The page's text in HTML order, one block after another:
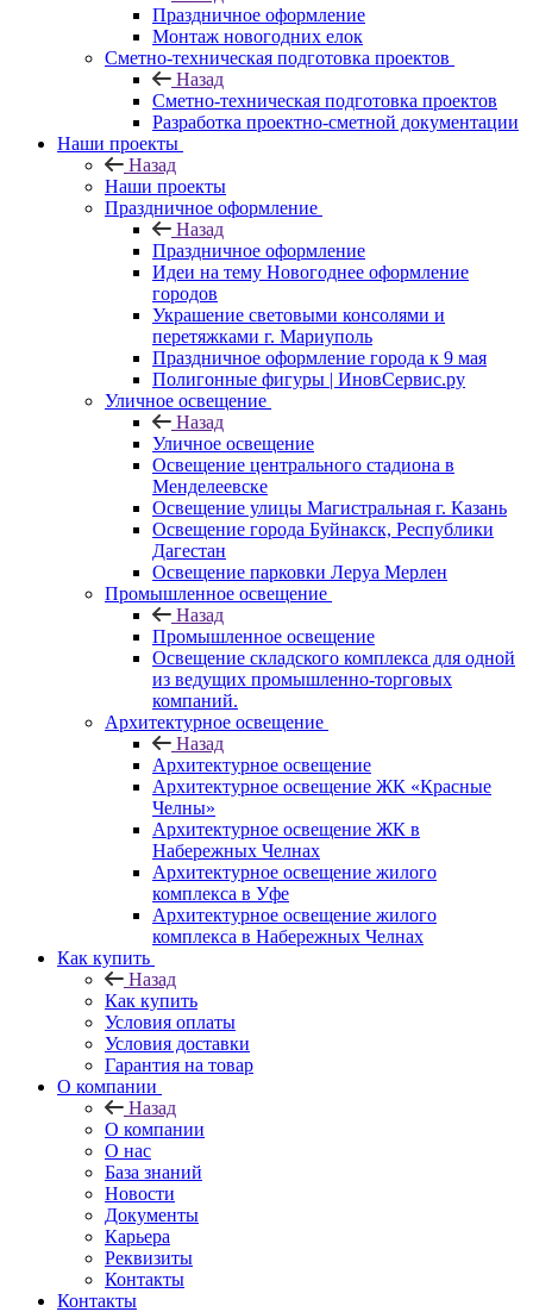
Праздничное оформление
Монтаж новогодних елок
Сметно-техническая подготовка проектов
Назад
Сметно-техническая подготовка проектов
Разработка проектно-сметной документации
Наши проекты
Назад
Наши проекты
Праздничное оформление
Назад
Праздничное оформление
Идеи на тему Новогоднее оформление
городов
Украшение световыми консолями и
перетяжками г. Мариуполь
Праздничное оформление города к 9 мая
Полигонные фигуры | ИновСервис.ру
Уличное освещение
Назад
Уличное освещение
Освещение центрального стадиона в
Менделеевске
Освещение улицы Магистральная г. Казань
Освещение города Буйнакск, Республики
Дагестан
Освещение парковки Леруа Мерлен
Промышленное освещение
Назад
Промышленное освещение
Освещение складского комплекса для одной
из ведущих промышленно-торговых
компаний.
Архитектурное освещение
Назад
Архитектурное освещение
Архитектурное освещение ЖК «Красные
Челны»
Архитектурное освещение ЖК в
Набережных Челнах
Архитектурное освещение жилого
комплекса в Уфе
Архитектурное освещение жилого
комплекса в Набережных Челнах
Как купить
Назад
Как купить
Условия оплаты
Условия доставки
Гарантия на товар
О компании
Назад
О компании
О нас
База знаний
Новости
Документы
Карьера
Реквизиты
Контакты
Контакты